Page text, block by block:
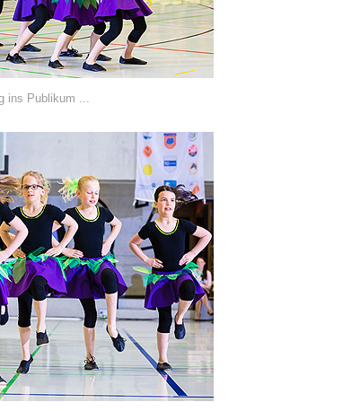
ins Publikum ...